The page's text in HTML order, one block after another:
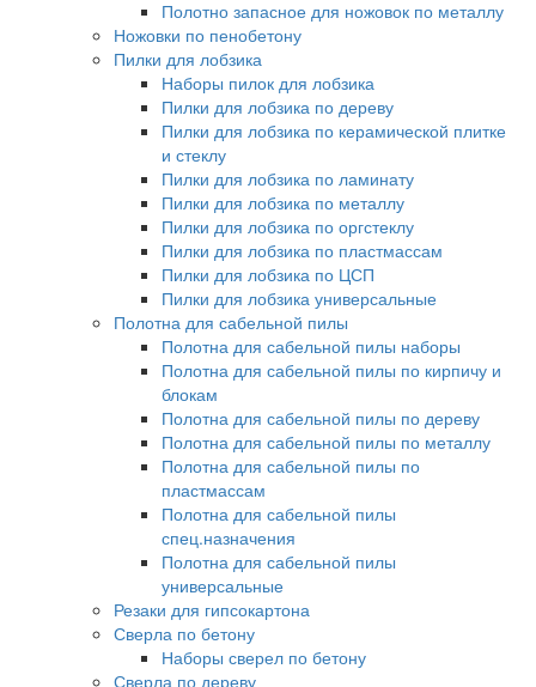
Полотно запасное для ножовок по металлу
Ножовки по пенобетону
Пилки для лобзика
Наборы пилок для лобзика
Пилки для лобзика по дереву
Пилки для лобзика по керамической плитке
и стеклу
Пилки для лобзика по ламинату
Пилки для лобзика по металлу
Пилки для лобзика по оргстеклу
Пилки для лобзика по пластмассам
Пилки для лобзика по ЦСП
Пилки для лобзика универсальные
Полотна для сабельной пилы
Полотна для сабельной пилы наборы
Полотна для сабельной пилы по кирпичу и
блокам
Полотна для сабельной пилы по дереву
Полотна для сабельной пилы по металлу
Полотна для сабельной пилы по
пластмассам
Полотна для сабельной пилы
спец.назначения
Полотна для сабельной пилы
универсальные
Резаки для гипсокартона
Сверла по бетону
Наборы сверел по бетону
Сверла по дереву